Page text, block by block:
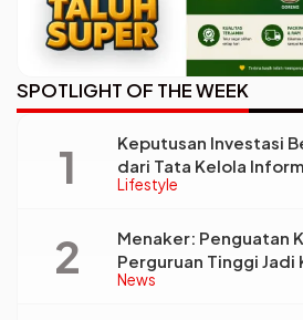
SPOTLIGHT OF THE WEEK
Lifestyle
Keputusan Investasi
dari Tata Kelola
Triyadi: Bukan
News
Menaker: Penguatan
Perguruan Tinggi Jadi
Kebutuhan Dunia Kerja